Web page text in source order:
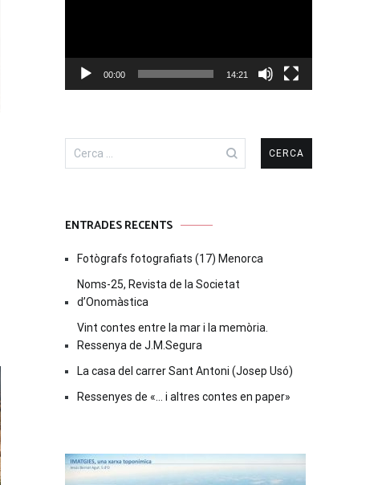
00:00 14:21
ENTRADES RECENTS
Fotògrafs fotografiats (17) Menorca
Noms-25, Revista de la Societat
d’Onomàstica
Vint contes entre la mar i la memòria.
Ressenya de J.M.Segura
La casa del carrer Sant Antoni (Josep Usó)
Ressenyes de «… i altres contes en paper»